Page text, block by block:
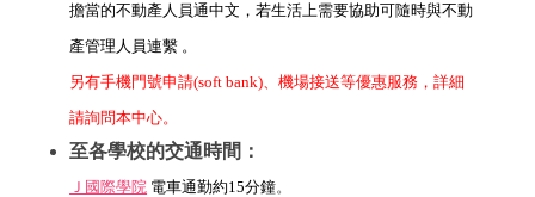
擔當的不動產人員通中文，若生活上需要協助可隨時與不動
產管理人員連繫 。
另有手機門號申請(soft bank)、機場接送等優惠服務，詳細
請詢問本中心。
至各學校的交通時間：
Ｊ國際學院 電車通勤約15分鐘。